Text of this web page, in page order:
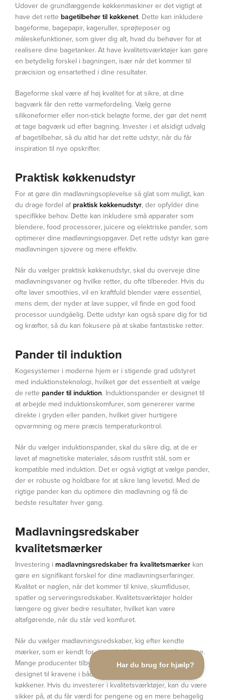
Udover de grundlæggende køkkenmaskiner er det vigtigt at
have det rette bagetilbehør til køkkenet. Dette kan inkludere
bageforme, bagepapir, kageruller, sprøjteposer og
måleskefunktioner, som giver dig alt, hvad du behøver for at
realisere dine bagetanker. At have kvalitetsværktøjer kan gøre
en betydelig forskel i bagningen, især når det kommer til
præcision og ensartethed i dine resultater.
Bageforme skal være af høj kvalitet for at sikre, at dine
bagværk får den rette varmefordeling. Vælg gerne
silikoneformer eller non-stick belagte forme, der gør det nemt
at tage bagværk ud efter bagning. Invester i et alsidigt udvalg
af bagetilbehør, så du altid har det rette udstyr, når du får
inspiration til nye opskrifter.
Praktisk køkkenudstyr
For at gøre din madlavningsoplevelse så glat som muligt, kan
du drage fordel af praktisk køkkenudstyr, der opfylder dine
specifikke behov. Dette kan inkludere små apparater som
blendere, food processorer, juicere og elektriske pander, som
optimerer dine madlavningsopgaver. Det rette udstyr kan gøre
madlavningen sjovere og mere effektiv.
Når du vælger praktisk køkkenudstyr, skal du overveje dine
madlavningsvaner og hvilke retter, du ofte tilbereder. Hvis du
ofte laver smoothies, vil en kraftfuld blender være essentiel,
mens dem, der nyder at lave supper, vil finde en god food
processor uundgåelig. Dette udstyr kan også spare dig for tid
og kræfter, så du kan fokusere på at skabe fantastiske retter.
Pander til induktion
Kogesystemer i moderne hjem er i stigende grad udstyret
med induktionsteknologi, hvilket gør det essentielt at vælge
de rette pander til induktion. Induktionspander er designet til
at arbejde med induktionskomfurer, som genererer varme
direkte i gryden eller panden, hvilket giver hurtigere
opvarmning og mere præcis temperaturkontrol.
Når du vælger induktionspander, skal du sikre dig, at de er
lavet af magnetiske materialer, såsom rustfrit stål, som er
kompatible med induktion. Det er også vigtigt at vælge pander,
der er robuste og holdbare for at sikre lang levetid. Med de
rigtige pander kan du optimere din madlavning og få de
bedste resultater hver gang.
Madlavningsredskaber
kvalitetsmærker
Investering i madlavningsredskaber fra kvalitetsmærker kan
gøre en signifikant forskel for dine madlavningserfaringer.
Kvalitet er nøglen, når det kommer til knive, skumfiduser,
spatler og serveringsredskaber. Kvalitetsværktøjer holder
længere og giver bedre resultater, hvilket kan være
altafgørende, når du står ved komfuret.
Når du vælger madlavningsredskaber, kig efter kendte
mærker, som er kendt for deres holdbarhed og performance.
Mange producenter tilbyder professionelle serier, der er
designet til kravene i både husholdninger og kommercielle
køkkener. Hvis du investerer i kvalitetsværktøjer, kan du være
sikker på, at du får værdi for pengene og en mere behagelig